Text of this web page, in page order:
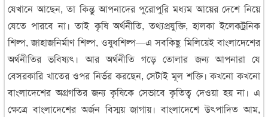
যেখানে আছেন, তা কিন্তু আপনাদের পুরোপুরি মধ্যম আয়ের দেশে নিয়ে
যেতে পারবে না। তাই কৃষি অর্থনীতি, তথ্যপ্রযুক্তি, হালকা ইলেকট্রনিক
শিল্প, জাহাজনির্মাণ শিল্প, ওষুধশিল্প—এ সবকিছু মিলিয়েই বাংলাদেশের
অর্থনীতির ভবিষ্যৎ। আর অর্থনীতি গড়ে তোলার জন্য আপনারা যে
বেসরকারি খাতের ওপর নির্ভর করছেন, সেটাই মূল শক্তি। কখনো কখনো
বাংলাদেশের অগ্রগতির জন্য কৃষিকে সেভাবে কৃতিত্ব দেওয়া হয় না। এ
ক্ষেত্রে বাংলাদেশের অর্জন বিস্ময় জাগায়। বাংলাদেশে উৎপাদিত আম,